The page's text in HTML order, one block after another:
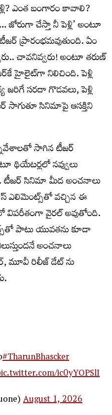
ఎంత బంగారం కావాలి?
చేస్తా నీ పెళ్లి’ అంటూ
ప్రారంభమవుతుంది. ఏం
చావనివ్వరు! అంటూ తరుణ్
హైలైట్‌గా నిలిచింది. పెళ్లి
జరిగే సరదా గొడవలు, పెళ్లి
సాగుతూ సినిమాపై ఆసక్తిని
సాగిన టీజర్
థియేటర్లలో నవ్వులు
సినిమా మీద అంచనాలు
ఎలిమెంట్స్‌తో వచ్చిన ఈ
వైరల్ అవుతోంది.
పాటు యువతను కూడా
అంచనాలు
మూవీ రిలీజ్ డేట్ ను
#TharunBhascker
ic0yYOPSlI
August 1, 2026